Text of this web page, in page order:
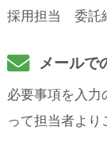
採用担当 委託
メールで
必要事項を入力
って担当者より